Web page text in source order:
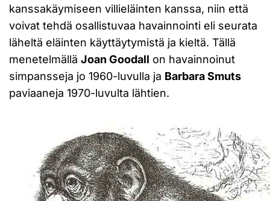
kanssakäymiseen villieläinten kanssa, niin että
voivat tehdä osallistuvaa havainnointi eli seurata
läheltä eläinten käyttäytymistä ja kieltä. Tällä
menetelmällä Joan Goodall on havainnoinut
simpansseja jo 1960-luvulla ja Barbara Smuts
paviaaneja 1970-luvulta lähtien.